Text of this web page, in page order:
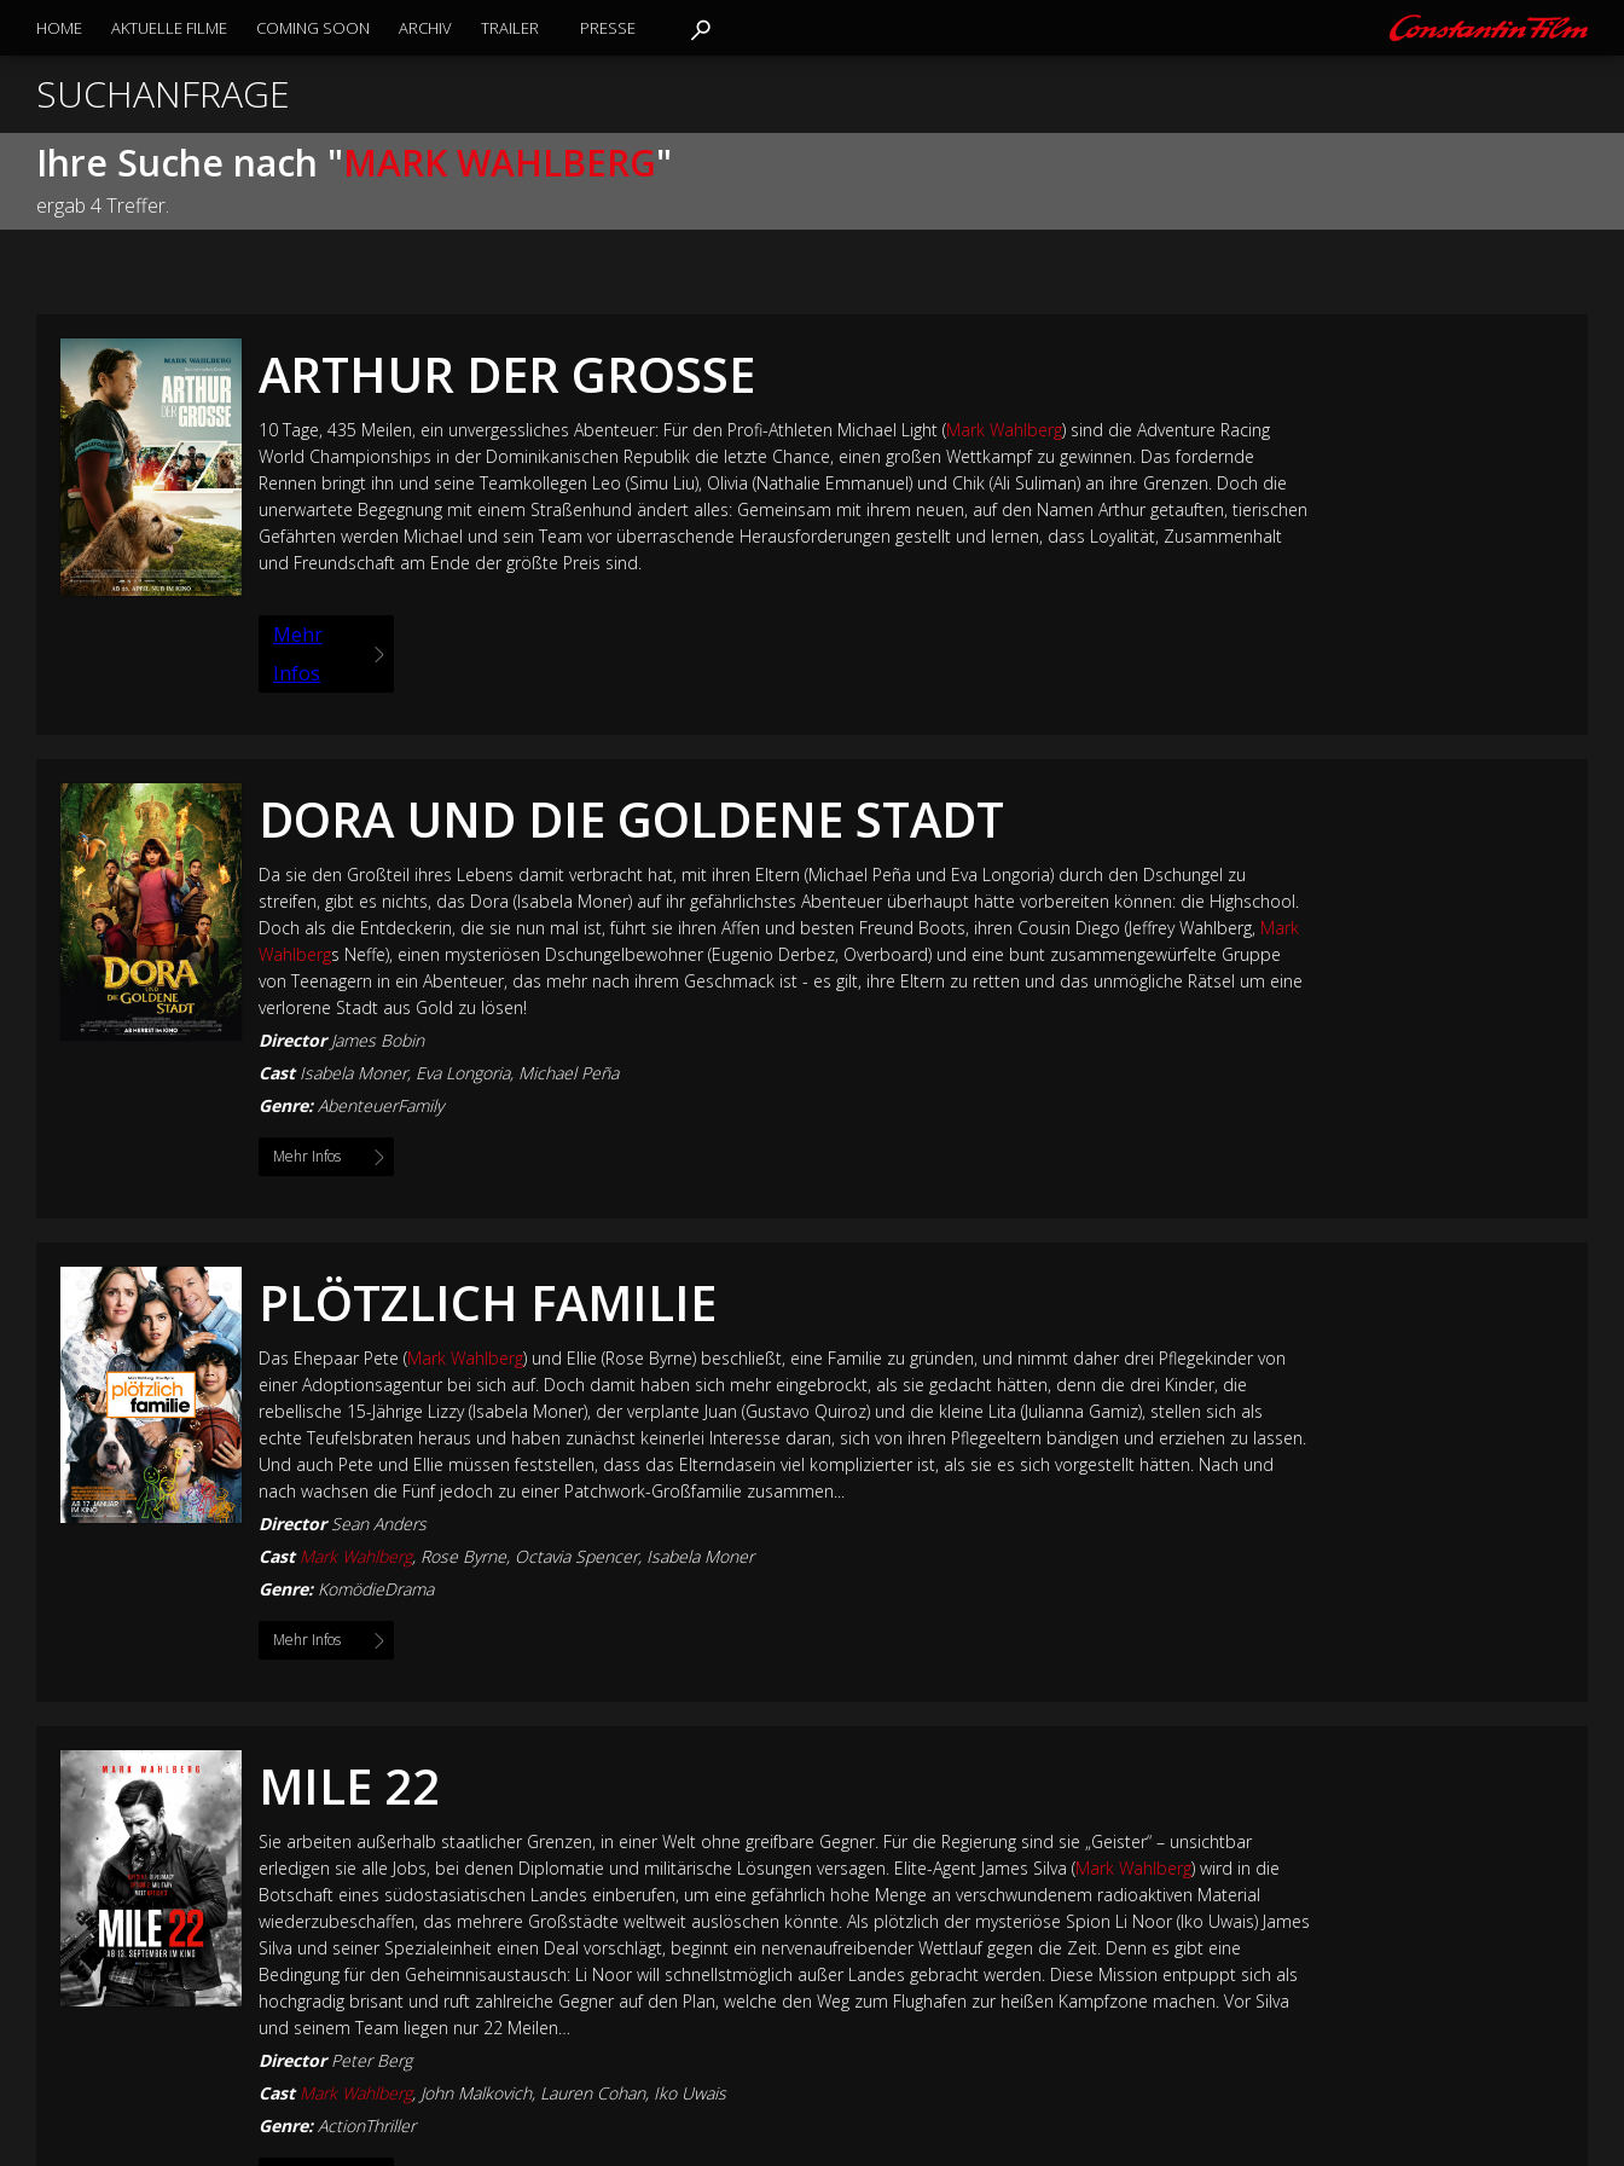
SUCHANFRAGE
Ihre Suche nach "MARK WAHLBERG"
ergab 4 Treffer.
ARTHUR DER GROSSE
10 Tage, 435 Meilen, ein unvergessliches Abenteuer: Für den Profi-Athleten Michael Light (Mark Wahlberg) sind die Adventure Racing
World Championships in der Dominikanischen Republik die letzte Chance, einen großen Wettkampf zu gewinnen. Das fordernde
Rennen bringt ihn und seine Teamkollegen Leo (Simu Liu), Olivia (Nathalie Emmanuel) und Chik (Ali Suliman) an ihre Grenzen. Doch die
unerwartete Begegnung mit einem Straßenhund ändert alles: Gemeinsam mit ihrem neuen, auf den Namen Arthur getauften, tierischen
Gefährten werden Michael und sein Team vor überraschende Herausforderungen gestellt und lernen, dass Loyalität, Zusammenhalt
und Freundschaft am Ende der größte Preis sind.
Mehr
Infos
DORA UND DIE GOLDENE STADT
Da sie den Großteil ihres Lebens damit verbracht hat, mit ihren Eltern (Michael Peña und Eva Longoria) durch den Dschungel zu
streifen, gibt es nichts, das Dora (Isabela Moner) auf ihr gefährlichstes Abenteuer überhaupt hätte vorbereiten können: die Highschool.
Doch als die Entdeckerin, die sie nun mal ist, führt sie ihren Affen und besten Freund Boots, ihren Cousin Diego (Jeffrey Wahlberg, Mark
Wahlbergs Neffe), einen mysteriösen Dschungelbewohner (Eugenio Derbez, Overboard) und eine bunt zusammengewürfelte Gruppe
von Teenagern in ein Abenteuer, das mehr nach ihrem Geschmack ist - es gilt, ihre Eltern zu retten und das unmögliche Rätsel um eine
verlorene Stadt aus Gold zu lösen!
Director James Bobin
Cast Isabela Moner, Eva Longoria, Michael Peña
Genre:AbenteuerFamily
Mehr Infos
PLÖTZLICH FAMILIE
Das Ehepaar Pete (Mark Wahlberg) und Ellie (Rose Byrne) beschließt, eine Familie zu gründen, und nimmt daher drei Pflegekinder von
einer Adoptionsagentur bei sich auf. Doch damit haben sich mehr eingebrockt, als sie gedacht hätten, denn die drei Kinder, die
rebellische 15-Jährige Lizzy (Isabela Moner), der verplante Juan (Gustavo Quiroz) und die kleine Lita (Julianna Gamiz), stellen sich als
echte Teufelsbraten heraus und haben zunächst keinerlei Interesse daran, sich von ihren Pflegeeltern bändigen und erziehen zu lassen.
Und auch Pete und Ellie müssen feststellen, dass das Elterndasein viel komplizierter ist, als sie es sich vorgestellt hätten. Nach und
nach wachsen die Fünf jedoch zu einer Patchwork-Großfamilie zusammen...
Director Sean Anders
Cast Mark Wahlberg, Rose Byrne, Octavia Spencer, Isabela Moner
Genre: KomödieDrama
Mehr Infos
MILE 22
Sie arbeiten außerhalb staatlicher Grenzen, in einer Welt ohne greifbare Gegner. Für die Regierung sind sie „Geister“ – unsichtbar
erledigen sie alle Jobs, bei denen Diplomatie und militärische Lösungen versagen. Elite-Agent James Silva (Mark Wahlberg) wird in die
Botschaft eines südostasiatischen Landes einberufen, um eine gefährlich hohe Menge an verschwundenem radioaktiven Material
wiederzubeschaffen, das mehrere Großstädte weltweit auslöschen könnte. Als plötzlich der mysteriöse Spion Li Noor (Iko Uwais) James
Silva und seiner Spezialeinheit einen Deal vorschlägt, beginnt ein nervenaufreibender Wettlauf gegen die Zeit. Denn es gibt eine
Bedingung für den Geheimnisaustausch: Li Noor will schnellstmöglich außer Landes gebracht werden. Diese Mission entpuppt sich als
hochgradig brisant und ruft zahlreiche Gegner auf den Plan, welche den Weg zum Flughafen zur heißen Kampfzone machen. Vor Silva
und seinem Team liegen nur 22 Meilen…
Director Peter Berg
Cast Mark Wahlberg, John Malkovich, Lauren Cohan, Iko Uwais
Genre:ActionThriller
HOME AKTUELLE FILME COMING SOON ARCHIV TRAILER PRESSE